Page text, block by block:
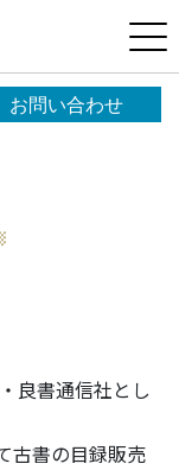
お問い合わせ
良書通信社とし
古書の目録販売